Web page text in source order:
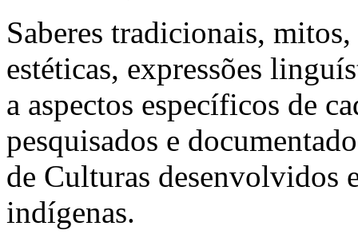
Saberes tradicionais,
estéticas, expressões
a aspectos específicos de
pesquisados e
de Culturas desenvolvidos
indígenas.